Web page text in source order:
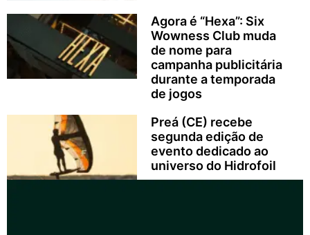
Agora é “Hexa”: Six
Wowness Club muda
de nome para
campanha publicitária
durante a temporada
de jogos
Preá (CE) recebe
segunda edição de
evento dedicado ao
universo do Hidrofoil